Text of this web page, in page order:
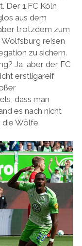
Der 1.FC Köln
aus dem
trotzdem zum
Wolfsburg reisen
zu sichern.
Ja, aber der FC
erstligareif
dass man
es nach nicht
die Wölfe.